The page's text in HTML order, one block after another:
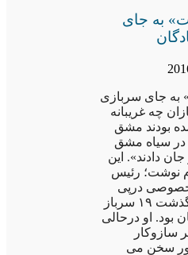
به جای
به جای سربازی
چه غریبانه
بودند مشق
در سیاه مشق
دادند». این
نوشت؛ رئیس
درپی
وقوع حادثه درگذشت ١٩ سرباز
٠٥ کرمان بود. او درحالی
سازوکار
سخن می